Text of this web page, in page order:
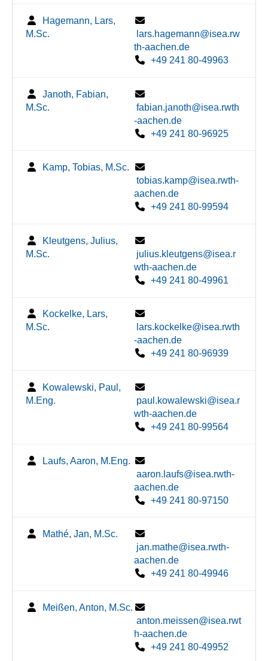
Hagemann, Lars,
M.Sc.
lars.hagemann@isea.rw
th-aachen.de
+49 241 80-49963
Janoth, Fabian,
M.Sc.
fabian.janoth@isea.rwth
-aachen.de
+49 241 80-96925
Kamp, Tobias, M.Sc.
tobias.kamp@isea.rwth-
aachen.de
+49 241 80-99594
Kleutgens, Julius,
M.Sc.
julius.kleutgens@isea.r
wth-aachen.de
+49 241 80-49961
Kockelke, Lars,
M.Sc.
lars.kockelke@isea.rwth
-aachen.de
+49 241 80-96939
Kowalewski, Paul,
M.Eng.
paul.kowalewski@isea.r
wth-aachen.de
+49 241 80-99564
Laufs, Aaron, M.Eng.
aaron.laufs@isea.rwth-
aachen.de
+49 241 80-97150
Mathé, Jan, M.Sc.
jan.mathe@isea.rwth-
aachen.de
+49 241 80-49946
Meißen, Anton, M.Sc.
anton.meissen@isea.rwt
h-aachen.de
+49 241 80-49952